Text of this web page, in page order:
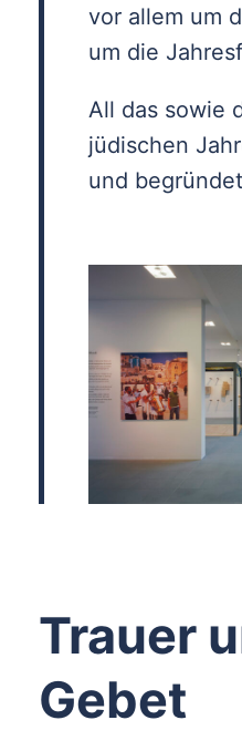
vor allem um
um die
All das sowie
jüdischen
und
Trauer
Gebet